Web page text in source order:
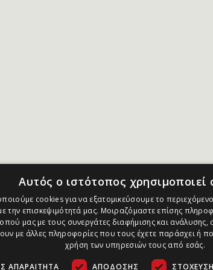
Αυτός ο ιστότοπος χρησιμοποιεί
cookies για να εξατομικεύσουμε το
την επισκεψιμότητά μας. Μοιραζόμαστε επίσης
μας με τους συνεργάτες διαφήμισης και ανάλυσης,
με άλλες πληροφορίες που τους έχετε παράσχει ή
χρήση των υπηρεσιών τους από εσάς.
ΑΠΑΡΑΊΤΗΤΑ ΑΠΌΔΟΣΗΣ